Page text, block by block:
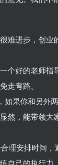
进步，创业
个好的老师
走弯路。
如果你和另外
然，能带领
理安排时间